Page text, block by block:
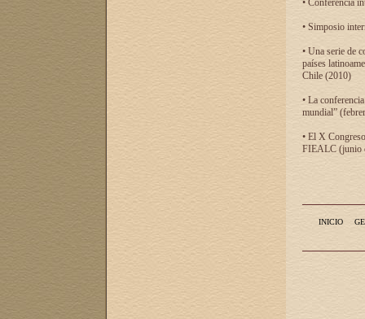
• Conferencia
• Simposio
• Una serie de
países
Chile (2010)
• La
mundial”
• El X
FIEALC (junio
INICIO